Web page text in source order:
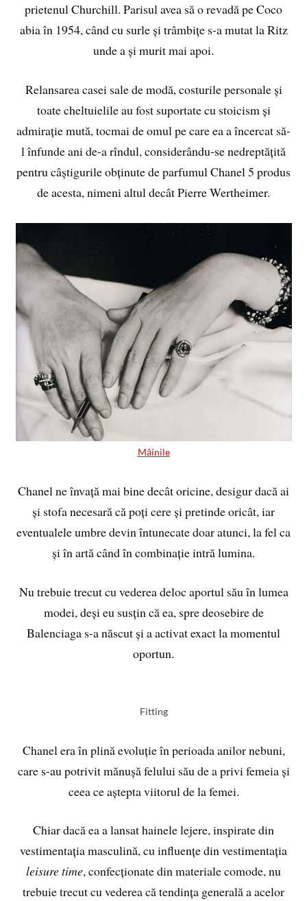
prietenul Churchill. Parisul avea să o revadă pe Coco
abia în 1954, când cu surle și trâmbițe s-a mutat la Ritz
unde a și murit mai apoi.
Relansarea casei sale de modă, costurile personale și
toate cheltuielile au fost suportate cu stoicism și
admirație mută, tocmai de omul pe care ea a încercat să-
l înfunde ani de-a rîndul, considerându-se nedreptățită
pentru câștigurile obținute de parfumul Chanel 5 produs
de acesta, nimeni altul decât Pierre Wertheimer.
Mâinile
Chanel ne învață mai bine decât oricine, desigur dacă ai
și stofa necesară că poți cere și pretinde oricât, iar
eventualele umbre devin întunecate doar atunci, la fel ca
și în artă când în combinație intră lumina.
Nu trebuie trecut cu vederea deloc aportul său în lumea
modei, deși eu susțin că ea, spre deosebire de
Balenciaga s-a născut și a activat exact la momentul
oportun.
Fitting
Chanel era în plină evoluție în perioada anilor nebuni,
care s-au potrivit mănușă felului său de a privi femeia și
ceea ce aștepta viitorul de la femei.
Chiar dacă ea a lansat hainele lejere, inspirate din
vestimentația masculină, cu influențe din vestimentația
leisure time, confecționate din materiale comode, nu
trebuie trecut cu vederea că tendința generală a acelor